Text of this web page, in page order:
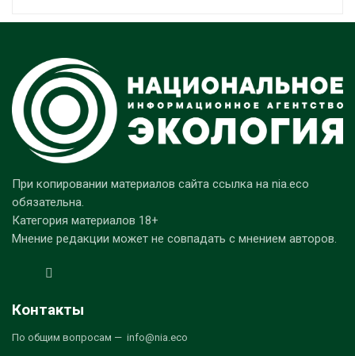
При копировании материалов сайта ссылка на nia.eco
обязательна.
Категория материалов 18+
Мнение редакции может не совпадать с мнением авторов.
Контакты
По общим вопросам — info@nia.eco